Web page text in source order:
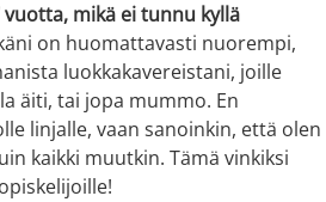
mikä ei tunnu kyllä
on huomattavasti nuorempi,
luokkakavereistani, joille
äiti, tai jopa mummo. En
linjalle, vaan sanoinkin, että olen
kaikki muutkin. Tämä vinkiksi